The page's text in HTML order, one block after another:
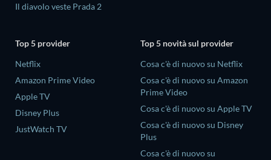
Il diavolo veste Prada 2
Top 5 provider
Netflix
Amazon Prime Video
Apple TV
Disney Plus
JustWatch TV
Top 5 novità sul provider
Cosa c'è di nuovo su Netflix
Cosa c'è di nuovo su Amazon
Prime Video
Cosa c'è di nuovo su Apple TV
Cosa c'è di nuovo su Disney
Plus
Cosa c'è di nuovo su